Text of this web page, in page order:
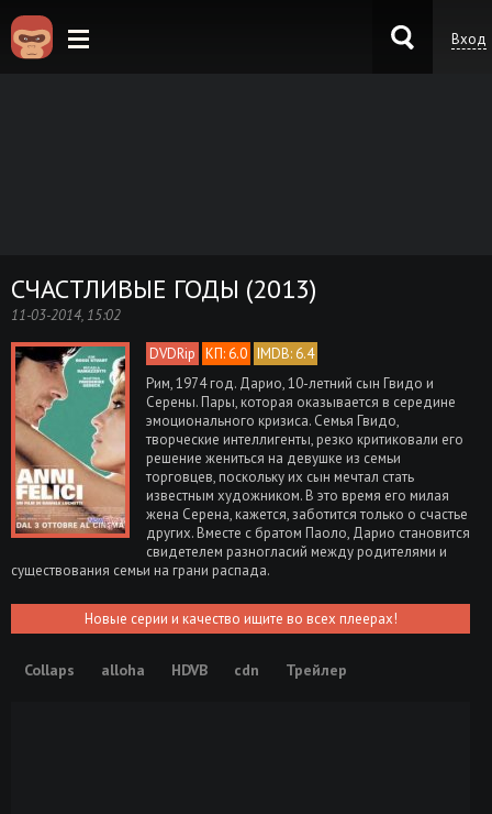
Вход
СЧАСТЛИВЫЕ ГОДЫ (2013)
11-03-2014, 15:02
DVDRip КП: 6.0 IMDB: 6.4
Рим, 1974 год. Дарио, 10-летний сын Гвидо и
Серены. Пары, которая оказывается в середине
эмоционального кризиса. Семья Гвидо,
творческие интеллигенты, резко критиковали его
решение жениться на девушке из семьи
торговцев, поскольку их сын мечтал стать
известным художником. В это время его милая
жена Серена, кажется, заботится только о счастье
других. Вместе с братом Паоло, Дарио становится
свидетелем разногласий между родителями и
существования семьи на грани распада.
Новые серии и качество ищите во всех плеерах!
Collaps alloha HDVB cdn Трейлер